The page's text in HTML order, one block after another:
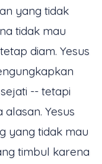
yang tidak
tidak mau
diam. Yesus
-- tetapi
Yesus
yang tidak mau
timbul karena